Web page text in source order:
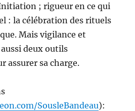
; rigueur en ce qui
: la célébration des rituels
Mais vigilance et
deux outils
assurer sa charge.
SousleBandeau):